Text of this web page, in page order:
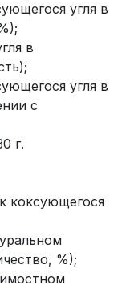
угля в
в
угля в
с
г.
коксующегося
%);